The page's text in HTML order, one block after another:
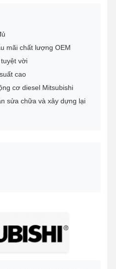
mãi chất lượng OEM
vời
cao
cơ diesel Mitsubishi
sửa chữa và xây dựng lại